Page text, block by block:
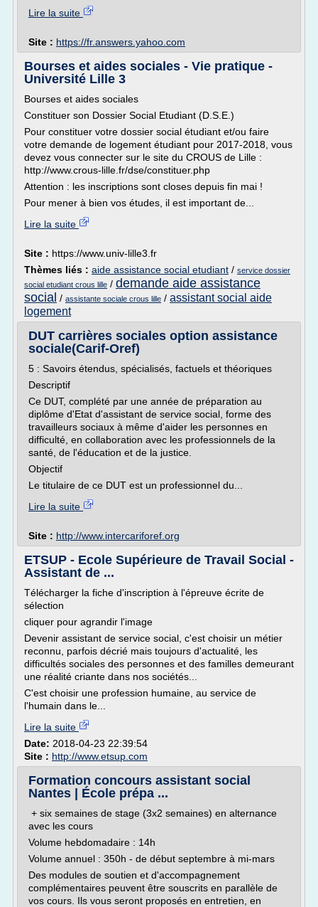
Lire la suite
Site : https://fr.answers.yahoo.com
Bourses et aides sociales - Vie pratique -
Université Lille 3
Bourses et aides sociales
Constituer son Dossier Social Etudiant (D.S.E.)
Pour constituer votre dossier social étudiant et/ou faire
votre demande de logement étudiant pour 2017-2018, vous
devez vous connecter sur le site du CROUS de Lille :
http://www.crous-lille.fr/dse/constituer.php
Attention : les inscriptions sont closes depuis fin mai !
Pour mener à bien vos études, il est important de...
Lire la suite
Site : https://www.univ-lille3.fr
Thèmes liés : aide assistance social etudiant / service dossier
social etudiant crous lille / demande aide assistance
social / assistante sociale crous lille / assistant social aide
logement
DUT carrières sociales option assistance
sociale(Carif-Oref)
5 : Savoirs étendus, spécialisés, factuels et théoriques
Descriptif
Ce DUT, complété par une année de préparation au
diplôme d'Etat d'assistant de service social, forme des
travailleurs sociaux à même d'aider les personnes en
difficulté, en collaboration avec les professionnels de la
santé, de l'éducation et de la justice.
Objectif
Le titulaire de ce DUT est un professionnel du...
Lire la suite
Site : http://www.intercariforef.org
ETSUP - Ecole Supérieure de Travail Social -
Assistant de ...
Télécharger la fiche d'inscription à l'épreuve écrite de
sélection
cliquer pour agrandir l'image
Devenir assistant de service social, c'est choisir un métier
reconnu, parfois décrié mais toujours d'actualité, les
difficultés sociales des personnes et des familles demeurant
une réalité criante dans nos sociétés...
C'est choisir une profession humaine, au service de
l'humain dans le...
Lire la suite
Date: 2018-04-23 22:39:54
Site : http://www.etsup.com
Formation concours assistant social
Nantes | École prépa ...
+ six semaines de stage (3x2 semaines) en alternance
avec les cours
Volume hebdomadaire : 14h
Volume annuel : 350h - de début septembre à mi-mars
Des modules de soutien et d'accompagnement
complémentaires peuvent être souscrits en parallèle de
vos cours. Ils vous seront proposés en entretien, en